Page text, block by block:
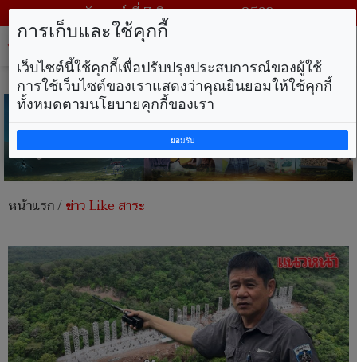
วันศุกร์ ที่ 7 สิงหาคม พ.ศ. 2569
หน้าแรก/ข่าว Like สาระ
การเก็บและใช้คุกกี้
เว็บไซต์นี้ใช้คุกกี้เพื่อปรับปรุงประสบการณ์ของผู้ใช้
การใช้เว็บไซต์ของเราแสดงว่าคุณยินยอมให้ใช้คุกกี้
ทั้งหมดตามนโยบายคุกกี้ของเรา
ยอมรับ